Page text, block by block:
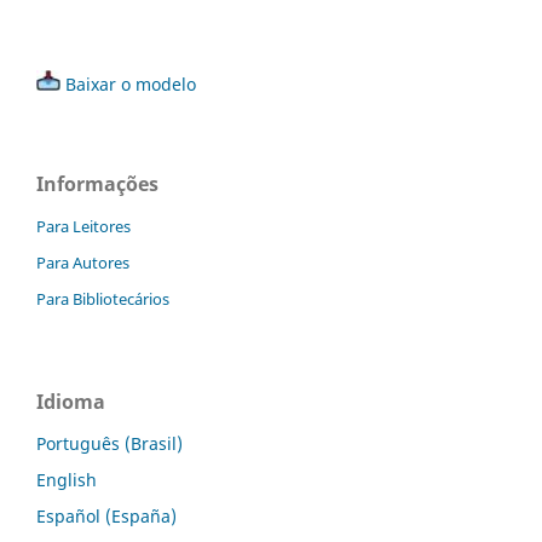
Baixar o modelo
Informações
Para Leitores
Para Autores
Para Bibliotecários
Idioma
Português (Brasil)
English
Español (España)